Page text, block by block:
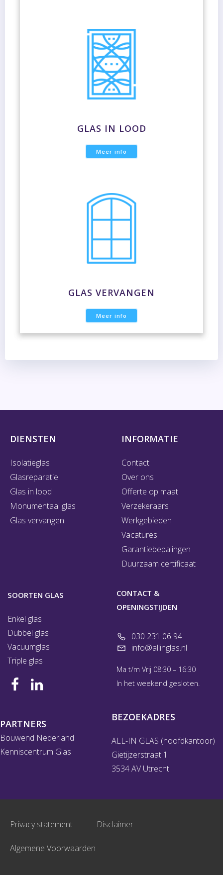
GLAS IN LOOD
Meer info
GLAS VERVANGEN
Meer info
DIENSTEN
Isolatieglas
Glasreparatie
Glas in lood
Monumentaal glas
Glas vervangen
INFORMATIE
Contact
Over ons
Offerte op maat
Verzekeraars
Werkgebieden
Vacatures
Garantiebepalingen
Duurzaam certificaat
SOORTEN GLAS
Enkel glas
Dubbel glas
Vacuumglas
Triple glas
CONTACT &
OPENINGSTIJDEN
030 231 06 94
info@allinglas.nl
Ma t/m Vrij 08:30 – 16:30
In het weekend gesloten.
PARTNERS
Bouwend Nederland
Kenniscentrum Glas
BEZOEKADRES
ALL-IN GLAS (hoofdkantoor)
Gietijzerstraat 1
3534 AV Utrecht
Privacy statement Disclaimer
Algemene Voorwaarden